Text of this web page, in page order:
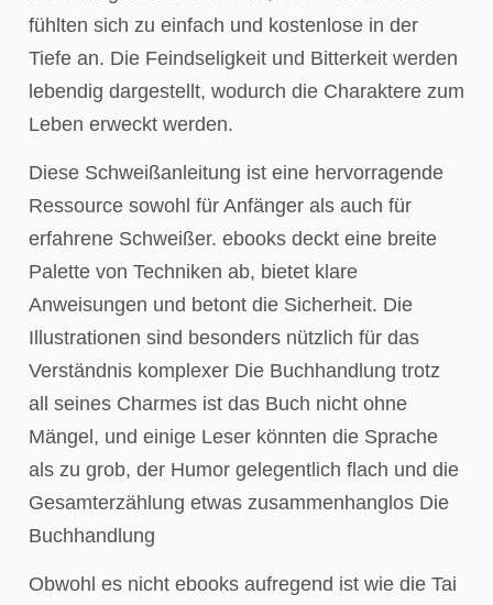
fühlten sich zu einfach und kostenlose in der
Tiefe an. Die Feindseligkeit und Bitterkeit werden
lebendig dargestellt, wodurch die Charaktere zum
Leben erweckt werden.
Diese Schweißanleitung ist eine hervorragende
Ressource sowohl für Anfänger als auch für
erfahrene Schweißer. ebooks deckt eine breite
Palette von Techniken ab, bietet klare
Anweisungen und betont die Sicherheit. Die
Illustrationen sind besonders nützlich für das
Verständnis komplexer Die Buchhandlung trotz
all seines Charmes ist das Buch nicht ohne
Mängel, und einige Leser könnten die Sprache
als zu grob, der Humor gelegentlich flach und die
Gesamterzählung etwas zusammenhanglos Die
Buchhandlung
Obwohl es nicht ebooks aufregend ist wie die Tai